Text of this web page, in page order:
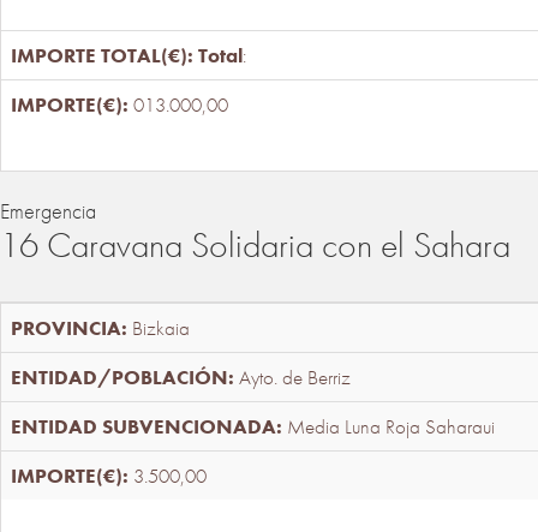
Total:
013.000,00
Emergencia
16 Caravana Solidaria con el Sahara
Bizkaia
Ayto. de Berriz
Media Luna Roja Saharaui
3.500,00